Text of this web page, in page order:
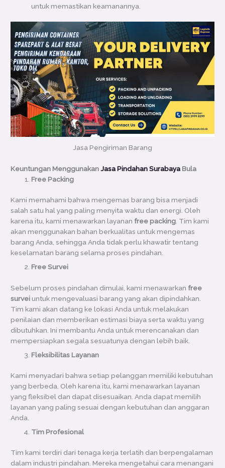
untuk memastikan keamanannya.
Jasa Pengiriman Barang
Keuntungan MenggunakanJasa Pindahan SurabayaBula
Free Packing
Kami memahami bahwa mengemas barang bisa menjadi
salah satu hal yang paling menyita waktu dan energi. Oleh
karena itu, kami menawarkan layanan free packing. Tim kami
akan menggunakan bahan berkualitas untuk mengemas
barang Anda, sehingga Anda tidak perlu khawatir tentang
keselamatan barang selama proses pindahan.
Free Survei
Sebelum proses pindahan dimulai, kami menawarkan free
surveiuntuk mengevaluasi barang yang akan dipindahkan.
Tim kami akan datang ke lokasi Anda untuk melakukan
penilaian dan memberikan estimasi biaya serta waktu yang
dibutuhkan. Ini membantu Anda untuk merencanakan dan
mempersiapkan segala sesuatunya dengan lebih baik.
Fleksibilitas Layanan
Kami menyadari bahwa setiap pelanggan memiliki kebutuhan
yang berbeda. Oleh karena itu, kami menawarkan layanan
yang fleksibel dan dapat disesuaikan. Anda dapat memilih
layanan yang paling sesuai dengan kebutuhan dan anggaran
Anda.
Tim Profesional
Tim kami terdiri dari tenaga kerja terlatih dan berpengalaman
dalam industri pindahan. Mereka mengetahui cara menangani